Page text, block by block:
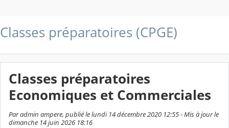
Classes préparatoires (CPGE)
Classes préparatoires
Economiques et Commerciales
Par admin ampere, publié le lundi 14 décembre 2020 12:55 - Mis à jour le
dimanche 14 juin 2026 18:16